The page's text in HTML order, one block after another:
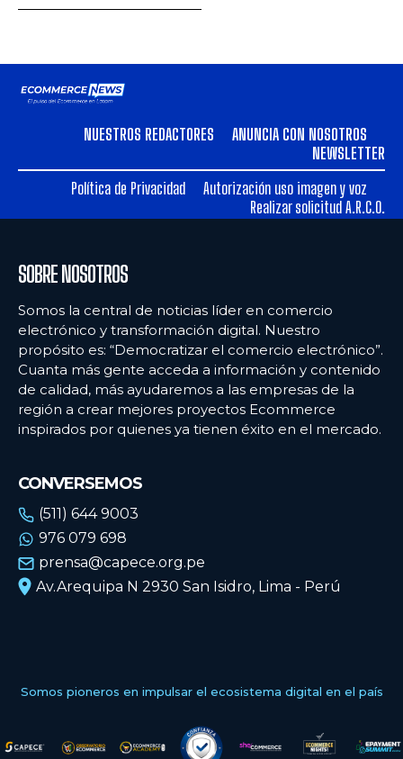
NUESTROS REDACTORES
ANUNCIA CON NOSOTROS
NEWSLETTER
Política de Privacidad
Autorización uso imagen y voz
Realizar solicitud A.R.C.O.
SOBRE NOSOTROS
Somos la central de noticias líder en comercio
electrónico y transformación digital. Nuestro
propósito es: “Democratizar el comercio electrónico”.
Cuanta más gente acceda a información y contenido
de calidad, más ayudaremos a las empresas de la
región a crear mejores proyectos Ecommerce
inspirados por quienes ya tienen éxito en el mercado.
CONVERSEMOS
(511) 644 9003
976 079 698
prensa@capece.org.pe
Av.Arequipa N 2930 San Isidro, Lima - Perú
Somos pioneros en impulsar el ecosistema digital en el país